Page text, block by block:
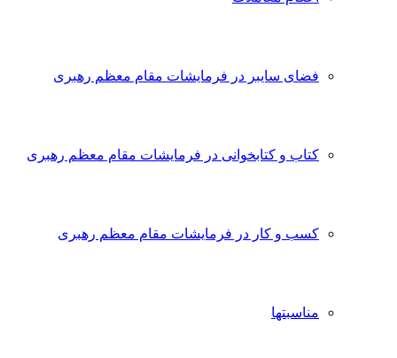
فضای سایبر در فرمایشات مقام معظم رهبری
کتاب و کتابخوانی در فرمایشات مقام معظم رهبری
کسب و کار در فرمایشات مقام معظم رهبری
مناسبتها